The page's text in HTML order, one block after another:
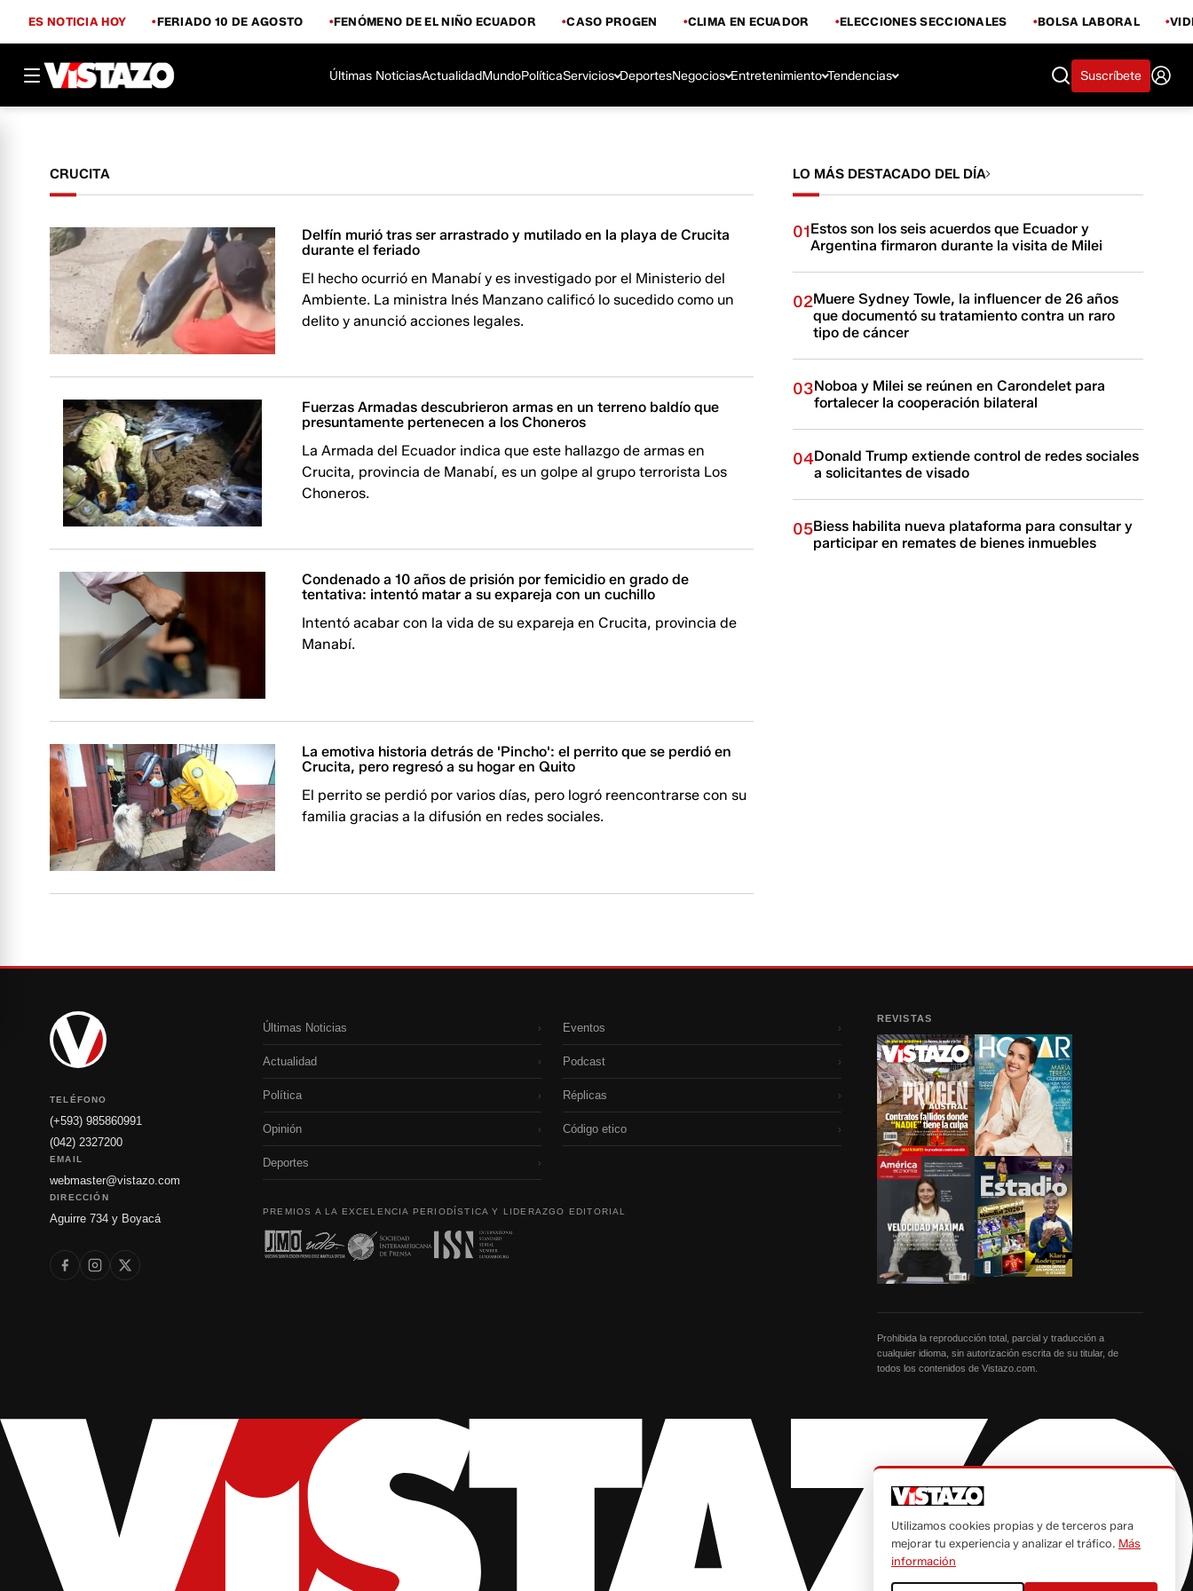
ES NOTICIA HOY FERIADO 10 DE AGOSTO FENÓMENO DE EL NIÑO ECUADOR CASO PROGEN CLIMA EN ECUADOR ELECCIONES SECCIONALES BOLSA LABORAL
Últimas NoticiasActualidadMundoPolíticaServicios DeportesNegocios Entretenimiento Tendencias Suscríbete
CRUCITA
Delfín murió tras ser arrastrado y mutilado en la playa de Crucita
durante el feriado
El hecho ocurrió en Manabí y es investigado por el Ministerio del
Ambiente. La ministra Inés Manzano calificó lo sucedido como un
delito y anunció acciones legales.
Fuerzas Armadas descubrieron armas en un terreno baldío que
presuntamente pertenecen a los Choneros
La Armada del Ecuador indica que este hallazgo de armas en
Crucita, provincia de Manabí, es un golpe al grupo terrorista Los
Choneros.
Condenado a 10 años de prisión por femicidio en grado de
tentativa: intentó matar a su expareja con un cuchillo
Intentó acabar con la vida de su expareja en Crucita, provincia de
Manabí.
La emotiva historia detrás de 'Pincho': el perrito que se perdió en
Crucita, pero regresó a su hogar en Quito
El perrito se perdió por varios días, pero logró reencontrarse con su
familia gracias a la difusión en redes sociales.
LO MÁS DESTACADO DEL DÍA
01Estos son los seis acuerdos que Ecuador y
Argentina firmaron durante la visita de Milei
02Muere Sydney Towle, la influencer de 26 años
que documentó su tratamiento contra un raro
tipo de cáncer
03Noboa y Milei se reúnen en Carondelet para
fortalecer la cooperación bilateral
04Donald Trump extiende control de redes sociales
a solicitantes de visado
05Biess habilita nueva plataforma para consultar y
participar en remates de bienes inmuebles
TELÉFONO
(+593) 985860991
(042) 2327200
EMAIL
webmaster@vistazo.com
DIRECCIÓN
Aguirre 734 y Boyacá
Últimas Noticias ›
Actualidad ›
Política ›
Opinión ›
Deportes ›
Eventos ›
Podcast ›
Réplicas ›
Código etico ›
PREMIOS A LA EXCELENCIA PERIODÍSTICA Y LIDERAZGO EDITORIAL
REVISTAS
Prohibida la reproducción total, parcial y traducción a
cualquier idioma, sin autorización escrita de su titular, de
todos los contenidos de Vistazo.com.
Utilizamos cookies propias y de terceros para
mejorar tu experiencia y analizar el tráfico. Más
información